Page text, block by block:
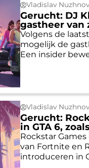
Vladislav
Gerucht: DJ
gastheer van
Volgens de
mogelijk de
Een insider
Vladislav
Gerucht:
in GTA 6,
Rockstar
van Fortnite en
introduceren in